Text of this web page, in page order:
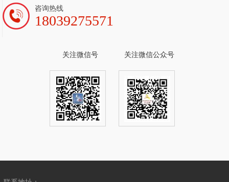
咨询热线
18039275571
关注微信号 关注微信公众号